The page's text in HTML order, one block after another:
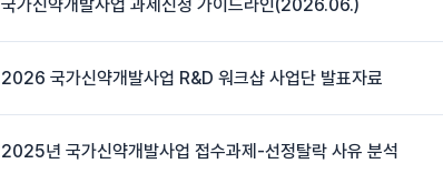
국가신약개발사업 과제신청 가이드라인(2026.06.)
2026 국가신약개발사업 R&D 워크샵 사업단 발표자료
2025년 국가신약개발사업 접수과제-선정탈락 사유 분석